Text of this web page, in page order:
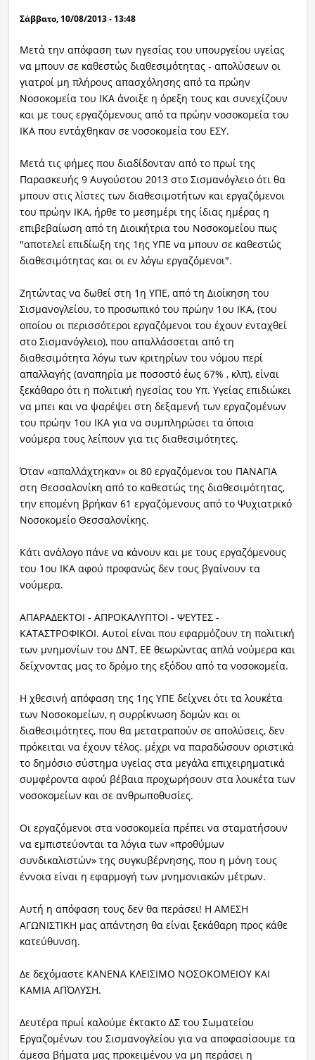
Σάββατο, 10/08/2013 - 13:48
Μετά την απόφαση των ηγεσίας του υπουργείου υγείας
να μπουν σε καθεστώς διαθεσιμότητας - απολύσεων οι
γιατροί μη πλήρους απασχόλησης από τα πρώην
Νοσοκομεία του ΙΚΑ άνοιξε η όρεξη τους και συνεχίζουν
και με τους εργαζόμενους από τα πρώην νοσοκομεία του
ΙΚΑ που εντάχθηκαν σε νοσοκομεία του ΕΣΥ.
Μετά τις φήμες που διαδίδονταν από το πρωί της
Παρασκευής 9 Αυγούστου 2013 στο Σισμανόγλειο ότι θα
μπουν στις λίστες των διαθεσιμοτήτων και εργαζόμενοι
του πρώην ΙΚΑ, ήρθε το μεσημέρι της ίδιας ημέρας η
επιβεβαίωση από τη Διοικήτρια του Νοσοκομείου πως
"αποτελεί επιδίωξη της 1ης ΥΠΕ να μπουν σε καθεστώς
διαθεσιμότητας και οι εν λόγω εργαζόμενοι".
Ζητώντας να δωθεί στη 1η ΥΠΕ, από τη Διοίκηση του
Σισμανογλείου, το προσωπικό του πρώην 1ου ΙΚΑ, (του
οποίου οι περισσότεροι εργαζόμενοι του έχουν ενταχθεί
στο Σισμανόγλειο), που απαλλάσσεται από τη
διαθεσιμότητα λόγω των κριτηρίων του νόμου περί
απαλλαγής (αναπηρία με ποσοστό έως 67% , κλπ), είναι
ξεκάθαρο ότι η πολιτική ηγεσίας του Υπ. Υγείας επιδιώκει
να μπει και να ψαρέψει στη δεξαμενή των εργαζομένων
του πρώην 1ου ΙΚΑ για να συμπληρώσει τα όποια
νούμερα τους λείπουν για τις διαθεσιμότητες.
Όταν «απαλλάχτηκαν» οι 80 εργαζόμενοι του ΠΑΝΑΓΙΑ
στη Θεσσαλονίκη από το καθεστώς της διαθεσιμότητας,
την επομένη βρήκαν 61 εργαζόμενους από το Ψυχιατρικό
Νοσοκομείο Θεσσαλονίκης.
Κάτι ανάλογο πάνε να κάνουν και με τους εργαζόμενους
του 1ου ΙΚΑ αφού προφανώς δεν τους βγαίνουν τα
νούμερα.
ΑΠΑΡΑΔΕΚΤΟΙ - ΑΠΡΟΚΑΛΥΠΤΟΙ - ΨΕΥΤΕΣ -
ΚΑΤΑΣΤΡΟΦΙΚΟΙ. Αυτοί είναι που εφαρμόζουν τη πολιτική
των μνημονίων του ΔΝΤ, ΕΕ θεωρώντας απλά νούμερα και
δείχνοντας μας το δρόμο της εξόδου από τα νοσοκομεία.
Η χθεσινή απόφαση της 1ης ΥΠΕ δείχνει ότι τα λουκέτα
των Νοσοκομείων, η συρρίκνωση δομών και οι
διαθεσιμότητες, που θα μετατραπούν σε απολύσεις, δεν
πρόκειται να έχουν τέλος. μέχρι να παραδώσουν οριστικά
το δημόσιο σύστημα υγείας στα μεγάλα επιχειρηματικά
συμφέροντα αφού βέβαια προχωρήσουν στα λουκέτα των
νοσοκομείων και σε ανθρωποθυσίες.
Οι εργαζόμενοι στα νοσοκομεία πρέπει να σταματήσουν
να εμπιστεύονται τα λόγια των «προθύμων
συνδικαλιστών» της συγκυβέρνησης, που η μόνη τους
έννοια είναι η εφαρμογή των μνημονιακών μέτρων.
Αυτή η απόφαση τους δεν θα περάσει! Η ΑΜΕΣΗ
ΑΓΩΝΙΣΤΙΚΗ μας απάντηση θα είναι ξεκάθαρη προς κάθε
κατεύθυνση.
Δε δεχόμαστε ΚΑΝΕΝΑ ΚΛΕΙΣΙΜΟ ΝΟΣΟΚΟΜΕΙΟΥ ΚΑΙ
ΚΑΜΙΑ ΑΠΌΛΥΣΗ.
Δευτέρα πρωί καλούμε έκτακτο ΔΣ του Σωματείου
Εργαζομένων του Σισμανογλείου για να αποφασίσουμε τα
άμεσα βήματα μας προκειμένου να μη περάσει η